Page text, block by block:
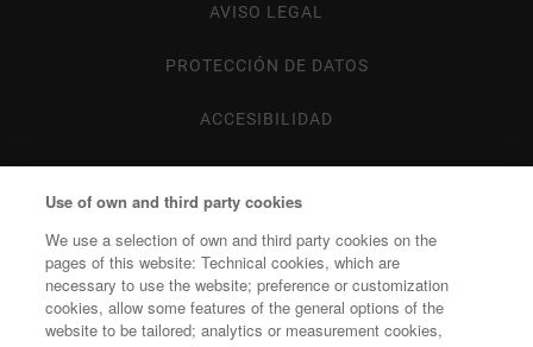
Footer
menu
AVISO LEGAL
PROTECCIÓN DE DATOS
ACCESIBILIDAD
MAPA WEB
Use of own and third party cookies
We use a selection of own and third party cookies on the
pages of this website: Technical cookies, which are
necessary to use the website; preference or customization
cookies, allow some features of the general options of the
website to be tailored; analytics or measurement cookies,